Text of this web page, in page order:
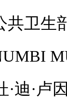
卫生
·迪·